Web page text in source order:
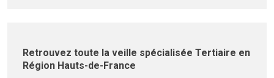
Retrouvez toute la veille spécialisée Tertiaire en
Région Hauts-de-France